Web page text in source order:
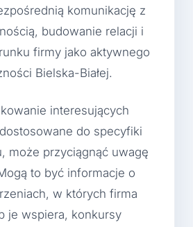
komunikację z
budowanie relacji i
firmy jako aktywnego
Bielska-Białej.
interesujących
do specyfiki
może przyciągnąć uwagę
to być informacje o
w których firma
je wspiera, konkursy